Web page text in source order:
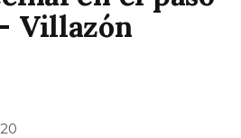
Villazón